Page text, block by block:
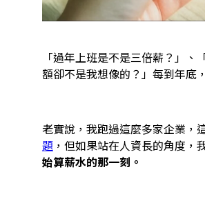
「過年上班是不是三倍薪？」
額卻不是我想像的？」每到年底
老實說，我跑過這麼多家企業，
題 ，但如果站在人資長的角度，
始算薪水的那一刻。